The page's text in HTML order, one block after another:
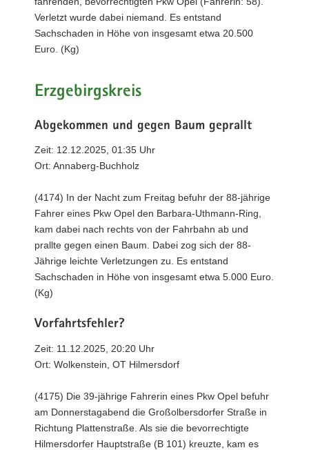
Verletzt wurde dabei niemand. Es entstand
Sachschaden in Höhe von insgesamt etwa 20.500
Euro. (Kg)
Erzgebirgskreis
Abgekommen und gegen Baum geprallt
Zeit: 12.12.2025, 01:35 Uhr
Ort: Annaberg-Buchholz
(4174) In der Nacht zum Freitag befuhr der 88-jährige
Fahrer eines Pkw Opel den Barbara-Uthmann-Ring,
kam dabei nach rechts von der Fahrbahn ab und
prallte gegen einen Baum. Dabei zog sich der 88-
Jährige leichte Verletzungen zu. Es entstand
Sachschaden in Höhe von insgesamt etwa 5.000 Euro.
(Kg)
Vorfahrtsfehler?
Zeit: 11.12.2025, 20:20 Uhr
Ort: Wolkenstein, OT Hilmersdorf
(4175) Die 39-jährige Fahrerin eines Pkw Opel befuhr
am Donnerstagabend die Großolbersdorfer Straße in
Richtung Plattenstraße. Als sie die bevorrechtigte
Hilmersdorfer Hauptstraße (B 101) kreuzte, kam es